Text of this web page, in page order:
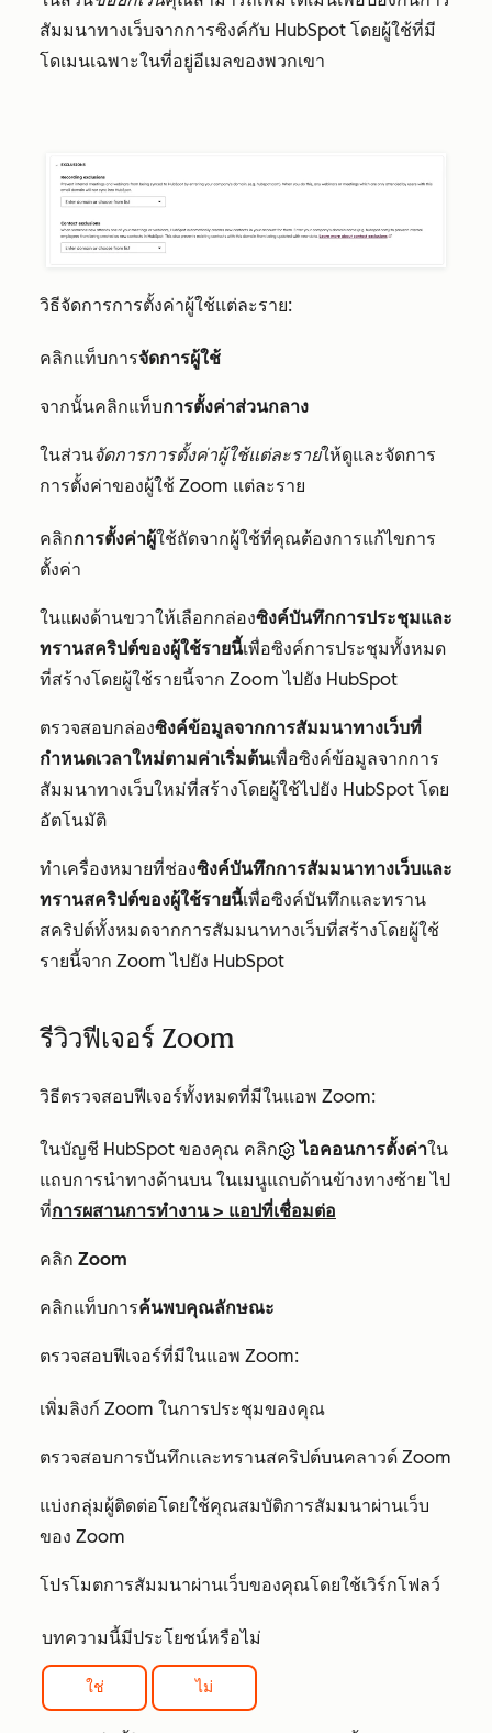
สัมมนาทางเว็บจากการซิงค์กับ HubSpot โดยผู้ใช้ที่มี
โดเมนเฉพาะในที่อยู่อีเมลของพวกเขา
วิธีจัดการการตั้งค่าผู้ใช้แต่ละราย:
คลิกแท็บการจัดการผู้ใช้
จากนั้นคลิกแท็บการตั้งค่าส่วนกลาง
ในส่วนจัดการการตั้งค่าผู้ใช้แต่ละรายให้ดูและจัดการ
การตั้งค่าของผู้ใช้ Zoom แต่ละราย
คลิกการตั้งค่าผู้ใช้ถัดจากผู้ใช้ที่คุณต้องการแก้ไขการ
ตั้งค่า
ในแผงด้านขวาให้เลือกกล่องซิงค์บันทึกการประชุมและ
ทรานสคริปต์ของผู้ใช้รายนี้เพื่อซิงค์การประชุมทั้งหมด
ที่สร้างโดยผู้ใช้รายนี้จาก Zoom ไปยัง HubSpot
ตรวจสอบกล่องซิงค์ข้อมูลจากการสัมมนาทางเว็บที่
กำหนดเวลาใหม่ตามค่าเริ่มต้นเพื่อซิงค์ข้อมูลจากการ
สัมมนาทางเว็บใหม่ที่สร้างโดยผู้ใช้ไปยัง HubSpot โดย
อัตโนมัติ
ทำเครื่องหมายที่ช่องซิงค์บันทึกการสัมมนาทางเว็บและ
ทรานสคริปต์ของผู้ใช้รายนี้เพื่อซิงค์บันทึกและทราน
สคริปต์ทั้งหมดจากการสัมมนาทางเว็บที่สร้างโดยผู้ใช้
รายนี้จาก Zoom ไปยัง HubSpot
รีวิวฟีเจอร์ Zoom
วิธีตรวจสอบฟีเจอร์ทั้งหมดที่มีในแอพ Zoom:
ในบัญชี HubSpot ของคุณ คลิก ไอคอนการตั้งค่าใน
แถบการนำทางด้านบน ในเมนูแถบด้านข้างทางซ้าย ไป
ที่การผสานการทำงาน> แอปที่เชื่อมต่อ
คลิก Zoom
คลิกแท็บการค้นพบคุณลักษณะ
ตรวจสอบฟีเจอร์ที่มีในแอพ Zoom:
เพิ่มลิงก์ Zoom ในการประชุมของคุณ
ตรวจสอบการบันทึกและทรานสคริปต์บนคลาวด์ Zoom
แบ่งกลุ่มผู้ติดต่อโดยใช้คุณสมบัติการสัมมนาผ่านเว็บ
ของ Zoom
โปรโมตการสัมมนาผ่านเว็บของคุณโดยใช้เวิร์กโฟลว์
บทความนี้มีประโยชน์หรือไม่
ใช่ ไม่